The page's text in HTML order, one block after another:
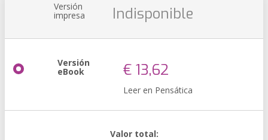
Versión
impresa Indisponible
Versión
eBook € 13,62
Leer en Pensática
Valor total: